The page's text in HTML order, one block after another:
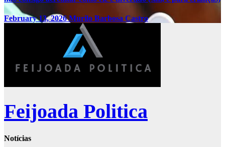
February 13, 2026Murilo Barbosa Castro
Feijoada Politica
Notícias